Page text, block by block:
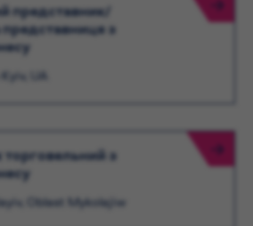
представник/
з
UA
з
Oblast Mykolajiw